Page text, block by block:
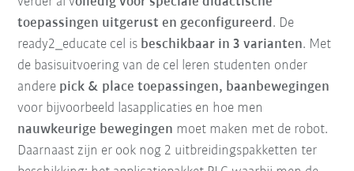
toepassingen uitgerust en geconfigureerd. De
ready2_educate cel is beschikbaar in 3 varianten. Met
de basisuitvoering van de cel leren studenten onder
andere pick & place toepassingen, baanbewegingen
voor bijvoorbeeld lasapplicaties en hoe men
nauwkeurige bewegingen moet maken met de robot.
Daarnaast zijn er ook nog 2 uitbreidingspakketten ter